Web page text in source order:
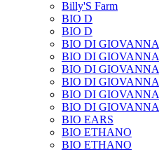
Billy'S Farm
BIO D
BIO D
BIO DI GIOVANNA
BIO DI GIOVANNA
BIO DI GIOVANNA
BIO DI GIOVANNA
BIO DI GIOVANNA
BIO DI GIOVANNA
BIO EARS
BIO ETHANO
BIO ETHANO